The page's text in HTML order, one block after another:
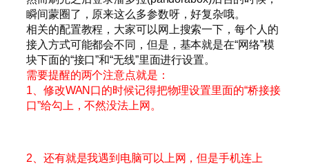
瞬间蒙圈了，原来这么多参数呀，好复杂哦。
相关的配置教程，大家可以网上搜索一下，每个人的
接入方式可能都会不同，但是，基本就是在“网络”模
块下面的“接口”和“无线”里面进行设置。
需要提醒的两个注意点就是：
1、修改WAN口的时候记得把物理设置里面的“桥接接
口”给勾上，不然没法上网。
2、还有就是我遇到电脑可以上网，但是手机连上